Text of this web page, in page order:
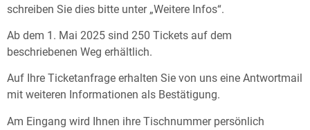
schreiben Sie dies bitte unter „Weitere Infos“.
Ab dem 1. Mai 2025 sind 250 Tickets auf dem
beschriebenen Weg erhältlich.
Auf Ihre Ticketanfrage erhalten Sie von uns eine Antwortmail
mit weiteren Informationen als Bestätigung.
Am Eingang wird Ihnen ihre Tischnummer persönlich